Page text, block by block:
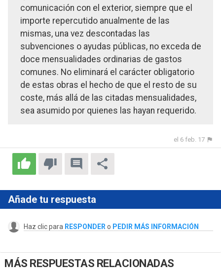
comunicación con el exterior, siempre que el
importe repercutido anualmente de las
mismas, una vez descontadas las
subvenciones o ayudas públicas, no exceda de
doce mensualidades ordinarias de gastos
comunes. No eliminará el carácter obligatorio
de estas obras el hecho de que el resto de su
coste, más allá de las citadas mensualidades,
sea asumido por quienes las hayan requerido.
el 6 feb. 17
Añade tu respuesta
Haz clic para RESPONDER o PEDIR MÁS INFORMACIÓN
MÁS RESPUESTAS RELACIONADAS